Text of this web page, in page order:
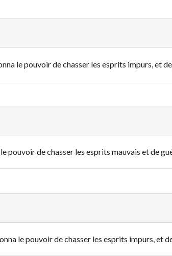
le pouvoir de chasser les esprits impurs, et
pouvoir de chasser les esprits mauvais et de
le pouvoir de chasser les esprits impurs,